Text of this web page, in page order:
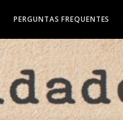
PERGUNTAS FREQUENTES